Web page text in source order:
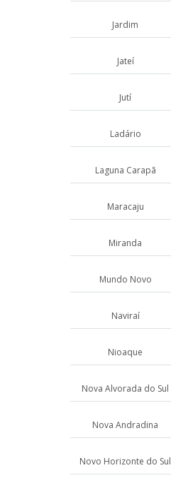
Jardim
Jateí
Jutí
Ladário
Laguna Carapã
Maracaju
Miranda
Mundo Novo
Naviraí
Nioaque
Nova Alvorada do Sul
Nova Andradina
Novo Horizonte do Sul